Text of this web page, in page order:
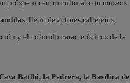
próspero centro cultural con museos
, lleno de actores callejeros,
y el colorido característicos de la
Batlló, la Pedrera, la Basílica de